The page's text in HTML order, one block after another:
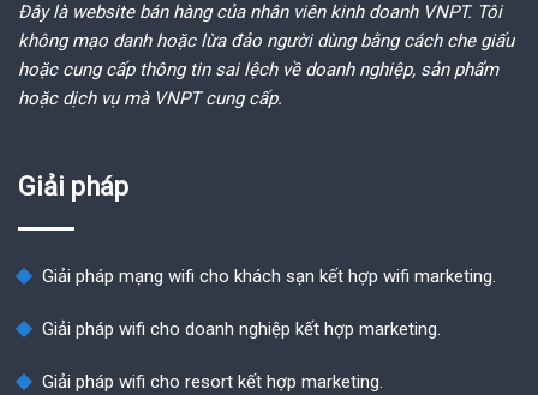
Đây là website bán hàng của nhân viên kinh doanh VNPT. Tôi
không mạo danh hoặc lừa đảo người dùng bằng cách che giấu
hoặc cung cấp thông tin sai lệch về doanh nghiệp, sản phẩm
hoặc dịch vụ mà VNPT cung cấp.
Giải pháp
Giải pháp mạng wifi cho khách sạn kết hợp wifi marketing.
Giải pháp wifi cho doanh nghiệp kết hợp marketing.
Giải pháp wifi cho resort kết hợp marketing.